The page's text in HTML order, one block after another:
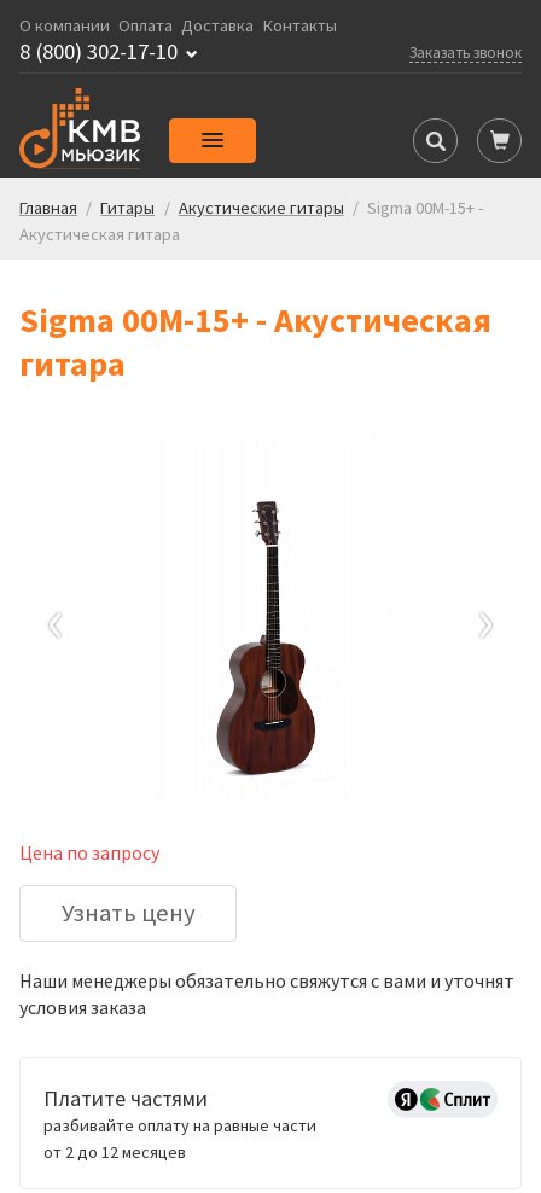
О компании Оплата Доставка Контакты
Заказать звонок
8 (800) 302-17-10
Главная / Гитары / Акустические гитары / Sigma 00M-15+ -
Акустическая гитара
Sigma 00M-15+ - Акустическая
гитара
‹ ›
Цена по запросу
Узнать цену
Наши менеджеры обязательно свяжутся с вами и уточнят
условия заказа
Платите частями
разбивайте оплату на равные части
от 2 до 12 месяцев